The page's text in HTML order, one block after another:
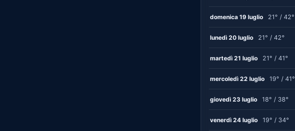
domenica 19 luglio 21° / 42°
lunedì 20 luglio 21° / 42°
martedì 21 luglio 21° / 41°
mercoledì 22 luglio 19° / 41°
giovedì 23 luglio 18° / 38°
venerdì 24 luglio 19° / 34°